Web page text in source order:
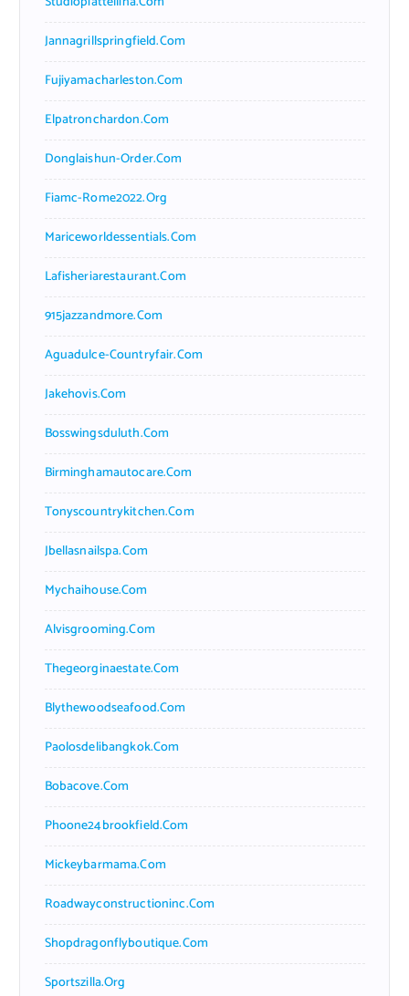
Jannagrillspringfield.com
Fujiyamacharleston.com
Elpatronchardon.com
Donglaishun-Order.com
Fiamc-Rome2022.org
Mariceworldessentials.com
Lafisheriarestaurant.com
915jazzandmore.com
Aguadulce-Countryfair.com
Jakehovis.com
Bosswingsduluth.com
Birminghamautocare.com
Tonyscountrykitchen.com
Jbellasnailspa.com
Mychaihouse.com
Alvisgrooming.com
Thegeorginaestate.com
Blythewoodseafood.com
Paolosdelibangkok.com
Bobacove.com
Phoone24brookfield.com
Mickeybarmama.com
Roadwayconstructioninc.com
Shopdragonflyboutique.com
Sportszilla.org